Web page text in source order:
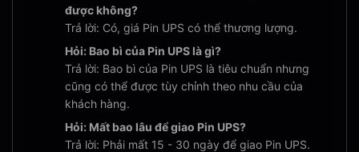
được không?
Trả lời: Có, giá Pin UPS có thể thương lượng.
Hỏi: Bao bì của Pin UPS là gì?
Trả lời: Bao bì của Pin UPS là tiêu chuẩn nhưng
cũng có thể được tùy chỉnh theo nhu cầu của
khách hàng.
Hỏi: Mất bao lâu để giao Pin UPS?
Trả lời: Phải mất 15 - 30 ngày để giao Pin UPS.